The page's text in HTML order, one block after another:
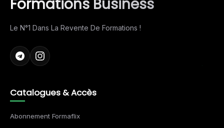
Formations Business
Le N°1 Dans La Revente De Formations !
Catalogues & Accès
Abonnement Formaflix